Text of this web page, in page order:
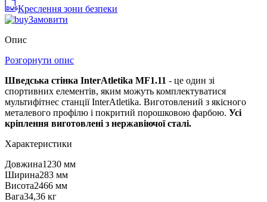
Креслення зони безпеки
Замовити
Опис
Розгорнути опис
Шведська стінка InterAtletika MF1.11 - це один зі
спортивних елементів, яким можуть комплектуватися
мультифітнес станції InterAtletika. Виготовлений з якісного
металевого профілю і покритий порошковою фарбою. Усі
кріплення виготовлені з нержавіючої сталі.
Характеристики
Довжина1230 мм
Ширина283 мм
Висота2466 мм
Вага34,36 кг